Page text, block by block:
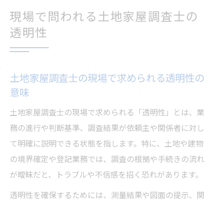
土地家屋調査士の透明性が依頼主に与える
安心感
響
土地家屋調査士が取り組む信頼向上のため
の工夫
依頼主対応で差が出る土地家屋調査士の透
明性実践法
土地家屋調査士が業務報告で守るべきポイ
ント
現場で問われる土地家屋調査士の
透明性
土地家屋調査士の現場で求められる透明性の
意味
土地家屋調査士の現場で求められる「透明性」とは、業
務の進行や判断基準、調査結果が依頼主や関係者に対し
て明確に説明できる状態を指します。特に、土地や建物
の境界確定や登記業務では、調査の根拠や手続きの流れ
が曖昧だと、トラブルや不信感を招く恐れがあります。
透明性を確保するためには、測量結果や図面の提示、関